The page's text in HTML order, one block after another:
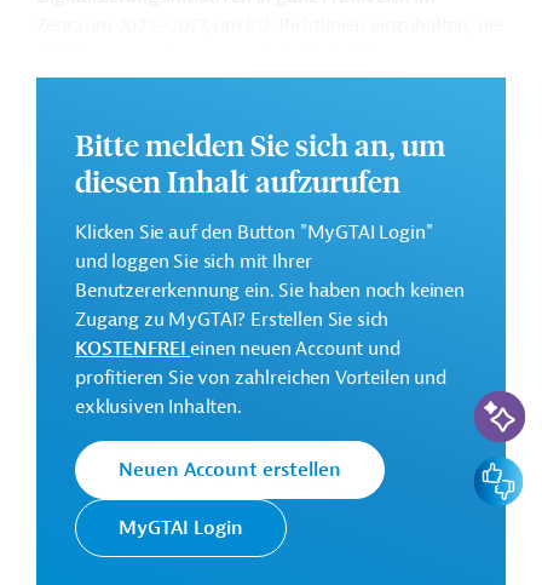
Dienstleistungen voranzutreiben.
Weitere Informationen zu dem geplanten Projekt finden
Sie auf derWebseite der EIB
.
GTAI informiert über dieEIB: Schwerpunkte, Regularien
und praktische Hinweise zur Geschäftsanbahnung.
Gesamtkosten:
1,06 Milliarden Euro (voraussichtlich)
Geberbeitrag:
500 Millionen Euro (voraussichtlich; Darlehen)
Kontaktadressen
Bitte melden Sie sich an, um
diesen Inhalt aufzurufen
Klicken Sie auf den Button "MyGTAI Login"
und loggen Sie sich mit Ihrer
Benutzererkennung ein. Sie haben noch keinen
Zugang zu MyGTAI? Erstellen Sie sich
KOSTENFREIeinen neuen Account und
profitieren Sie von zahlreichen Vorteilen und
exklusiven Inhalten.
Neuen Account erstellen
MyGTAI Login
KI-